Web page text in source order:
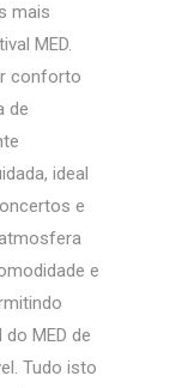
mais
MED.
conforto
de
ideal
e
e
MED de
Tudo isto